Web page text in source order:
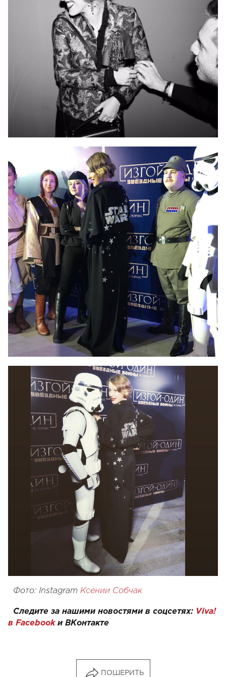
Фото: Instagram Ксении Собчак
Следите за нашими новостями в соцсетях: Viva!
в Facebookи ВКонтакте
ПОШЕРИТЬ